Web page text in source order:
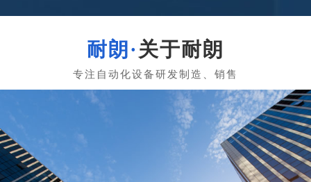
关于耐朗